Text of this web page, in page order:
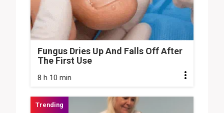
Fungus Dries Up And Falls Off After
The First Use
8 h 10 min